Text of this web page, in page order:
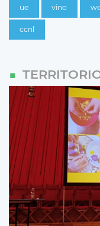
ue vino
ccnl